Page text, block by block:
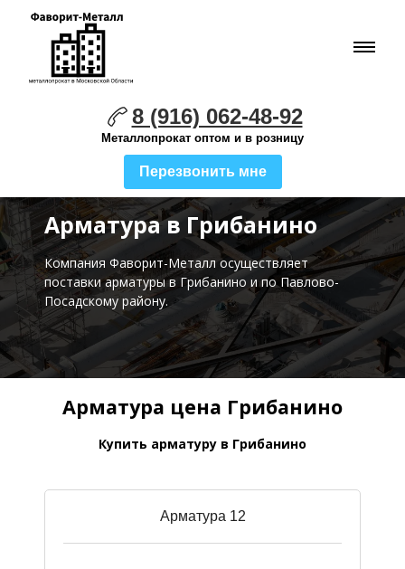
8 (916) 062-48-92
Металлопрокат оптом и в розницу
Перезвонить мне
Арматура в Грибанино
Компания Фаворит-Металл осуществляет
поставкиарматуры в Грибанино и по Павлово-
Посадскому району.
Арматура цена Грибанино
Купить арматуру в Грибанино
Арматура 12